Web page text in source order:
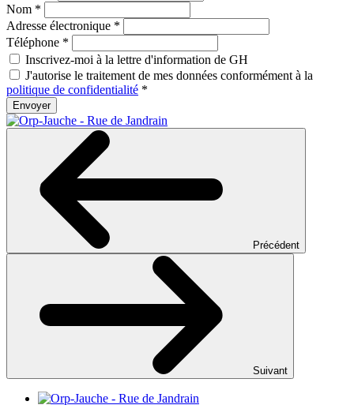
Nom *
Adresse électronique *
Téléphone *
Inscrivez-moi à la lettre d'information de GH
J'autorise le traitement de mes données conformément à la
politique de confidentialité *
Envoyer
Précédent
Suivant